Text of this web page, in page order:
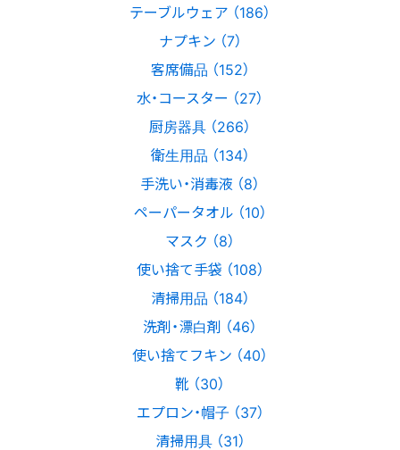
テーブルウェア （186）
ナプキン （7）
客席備品 （152）
水・コースター （27）
厨房器具 （266）
衛生用品 （134）
手洗い・消毒液 （8）
ペーパータオル （10）
マスク （8）
使い捨て手袋 （108）
清掃用品 （184）
洗剤・漂白剤 （46）
使い捨てフキン （40）
靴 （30）
エプロン・帽子 （37）
清掃用具 （31）